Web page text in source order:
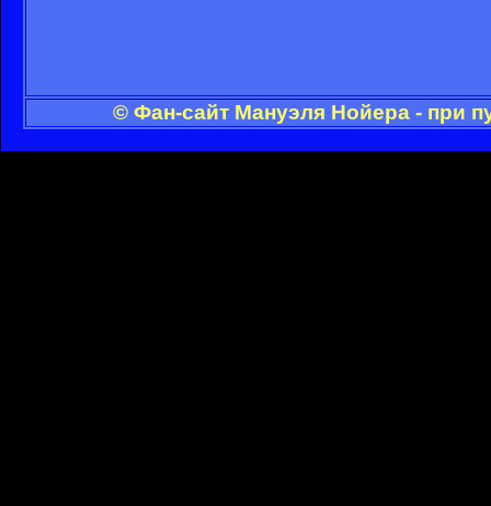
© Фан-сайт Мануэля Нойера - при